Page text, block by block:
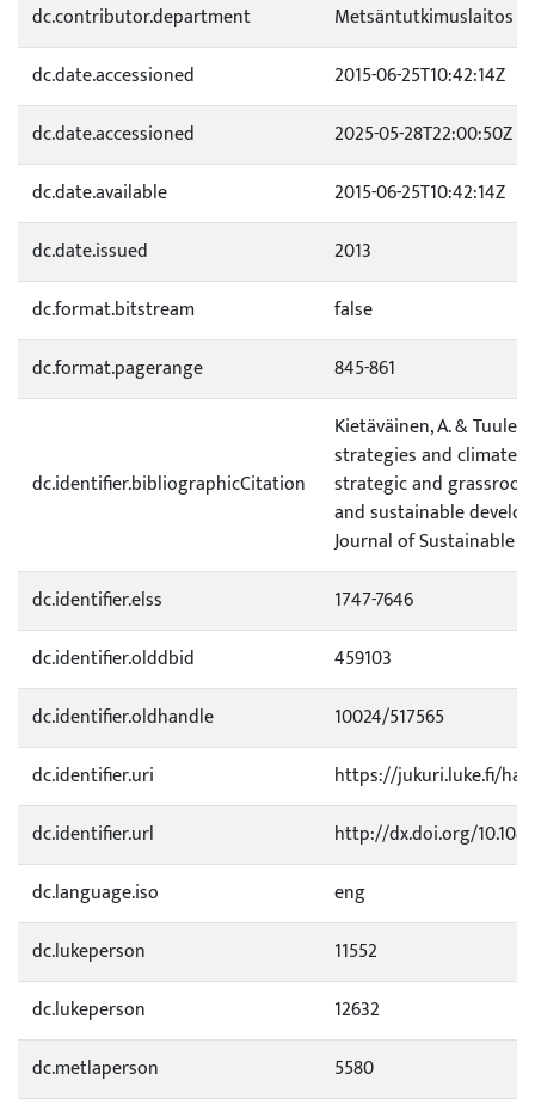
dc.contributor.department
Metsäntutkimuslaitos
dc.date.accessioned
2015-06-25T10:42:14Z
dc.date.accessioned
2025-05-28T22:00:50Z
dc.date.available
2015-06-25T10:42:14Z
dc.date.issued
2013
dc.format.bitstream
false
dc.format.pagerange
845-861
dc.identifier.bibliographicCitation
Kietäväinen, A. &
strategies and climate
strategic and
and sustainable
Journal of Sustainable
dc.identifier.elss
1747-7646
dc.identifier.olddbid
459103
dc.identifier.oldhandle
10024/517565
dc.identifier.uri
https://jukuri.luke.fi/
dc.identifier.url
http://dx.doi.org/
dc.language.iso
eng
dc.lukeperson
11552
dc.lukeperson
12632
dc.metlaperson
5580